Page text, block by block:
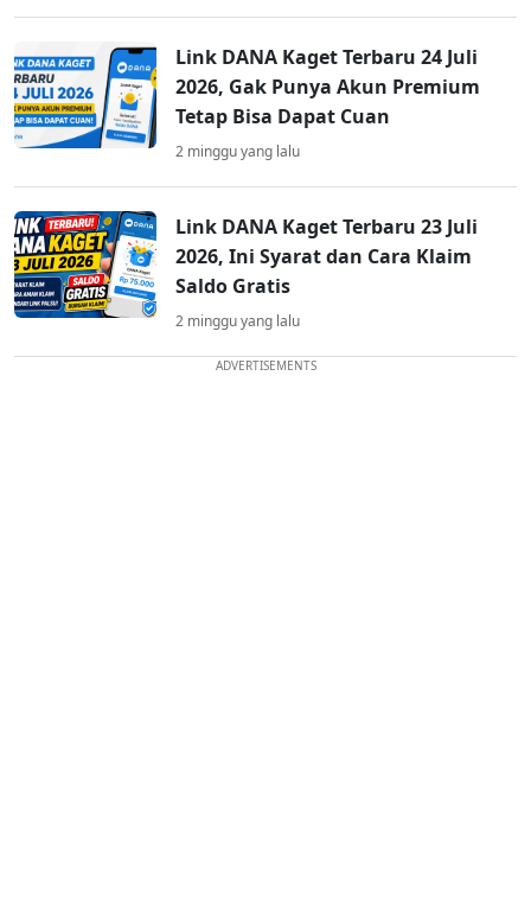
Link DANA Kaget Terbaru 24 Juli
2026, Gak Punya Akun Premium
Tetap Bisa Dapat Cuan
2 minggu yang lalu
Link DANA Kaget Terbaru 23 Juli
2026, Ini Syarat dan Cara Klaim
Saldo Gratis
2 minggu yang lalu
ADVERTISEMENTS